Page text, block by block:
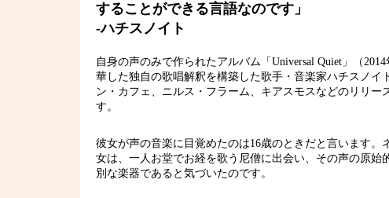
することができる言語なのです」
-ハチスノイト
自身の声のみで作られたアルバム「Universal Quiet」（
華した独自の歌唱解釈を構築した歌手・音楽家ハチスノ
ン・カフェ、ニルス・フラーム、キアスモスなどのリリー
す。
彼女が声の音楽に目覚めたのは16歳のときだと言います
女は、一人お堂でお経を歌う尼僧に出会い、その声の原
別な楽器であると気づいたのです。